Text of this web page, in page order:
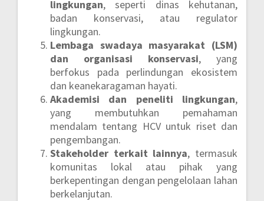
lingkungan, seperti dinas kehutanan,
badan konservasi, atau regulator
lingkungan.
Lembaga swadaya masyarakat (LSM)
dan organisasi konservasi, yang
berfokus pada perlindungan ekosistem
dan keanekaragaman hayati.
Akademisi dan peneliti lingkungan,
yang membutuhkan pemahaman
mendalam tentang HCV untuk riset dan
pengembangan.
Stakeholder terkait lainnya, termasuk
komunitas lokal atau pihak yang
berkepentingan dengan pengelolaan lahan
berkelanjutan.